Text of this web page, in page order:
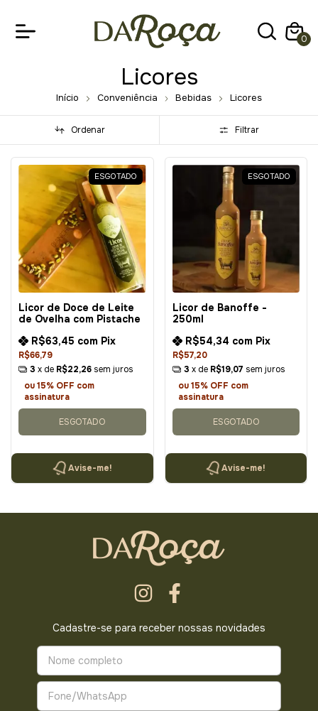
0
Licores
Início Conveniência Bebidas Licores
Ordenar Filtrar
ESGOTADO
Licor de Doce de Leite
de Ovelha com Pistache
R$66,79
R$63,45 com Pix
3 x de R$22,26 sem juros
ou 15% OFF com
assinatura
ESGOTADO
Avise-me!
ESGOTADO
Licor de Banoffe -
250ml
R$57,20
R$54,34 com Pix
3 x de R$19,07 sem juros
ou 15% OFF com
assinatura
ESGOTADO
Avise-me!
Cadastre-se para receber nossas novidades